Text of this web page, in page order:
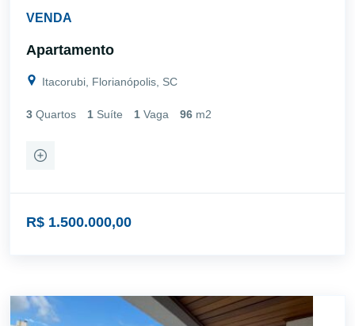
VENDA
Apartamento
Itacorubi, Florianópolis, SC
3 Quartos 1 Suíte 1 Vaga 96 m2
R$ 1.500.000,00